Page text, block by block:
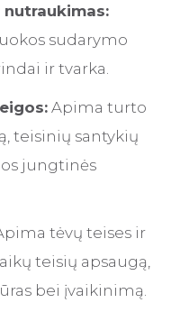
sudarymo
ir tvarka.
Apima turto
teisinių santykių
jungtinės
tėvų teises ir
teisių apsaugą,
bei įvaikinimą.